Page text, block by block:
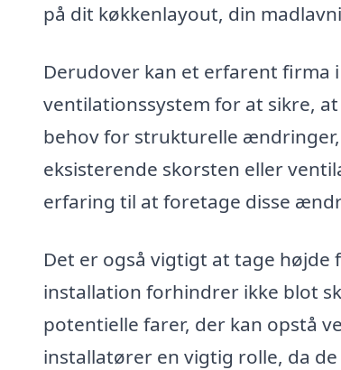
på dit køkkenlayout, din
Derudover kan et erfarent
ventilationssystem for at sikre,
behov for strukturelle
eksisterende skorsten eller
erfaring til at foretage disse
Det er også vigtigt at tage
installation forhindrer ikke blot
potentielle farer, der kan opstå
installatører en vigtig rolle, da